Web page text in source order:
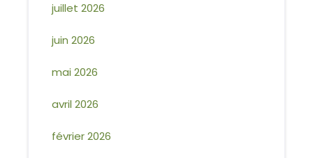
juillet 2026
juin 2026
mai 2026
avril 2026
février 2026